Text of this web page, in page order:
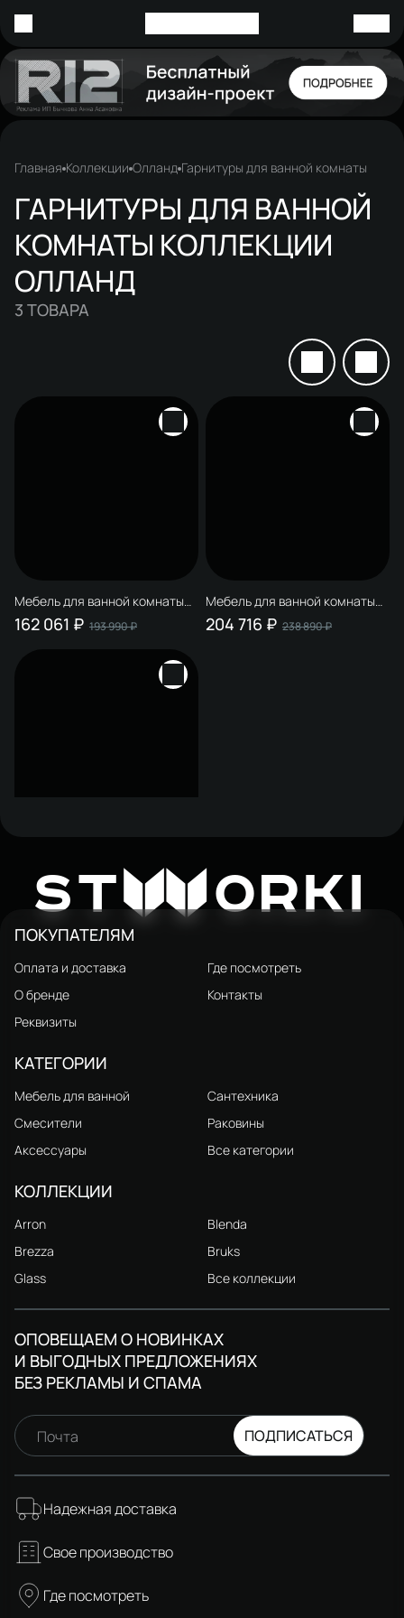
Главная Коллекции Олланд Гарнитуры для ванной комнаты
ГАРНИТУРЫ ДЛЯ ВАННОЙ
КОМНАТЫ КОЛЛЕКЦИИ
ОЛЛАНД
3 ТОВАРА
Мебель для ванной комнаты
STWORKI Олланд 80 бежево-
серая
162 061 ₽ 193 990 ₽
Мебель для ванной комнаты
STWORKI Олланд 120 бежево-
серая
204 716 ₽ 238 890 ₽
STWORKI Олланд 100 бежево-
серая
187 521 ₽ 220 790 ₽
STW ORKI
ПОКУПАТЕЛЯМ
Оплата и доставка
Где посмотреть
О бренде
Контакты
Реквизиты
КАТЕГОРИИ
Мебель для ванной
Сантехника
Смесители
Раковины
Аксессуары
Все категории
КОЛЛЕКЦИИ
Arron
Blenda
Brezza
Bruks
Glass
Все коллекции
ОПОВЕЩАЕМ О НОВИНКАХ
И ВЫГОДНЫХ ПРЕДЛОЖЕНИЯХ
БЕЗ РЕКЛАМЫ И СПАМА
Почта ПОДПИСАТЬСЯ
Надежная доставка
Свое производство
Где посмотреть